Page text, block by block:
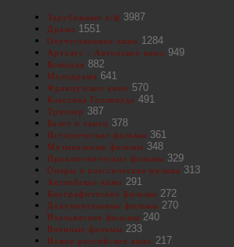
Зарубежные х/ф 3987
Драма 1551
Отечественное кино 1284
Артхаус - Авторское кино 949
Комедия 882
Мелодрама 641
Французское кино 570
Классика Голливуда 491
Триллер 387
Балет и танец 378
Исторические фильмы 361
Музыкальные фильмы 348
Приключенческие фильмы 329
Оперы и классическая музыка 313
Английское кино 291
Биографические фильмы 272
Документальные фильмы 270
Итальянские фильмы 240
Военные фильмы 233
Новое российское кино 217